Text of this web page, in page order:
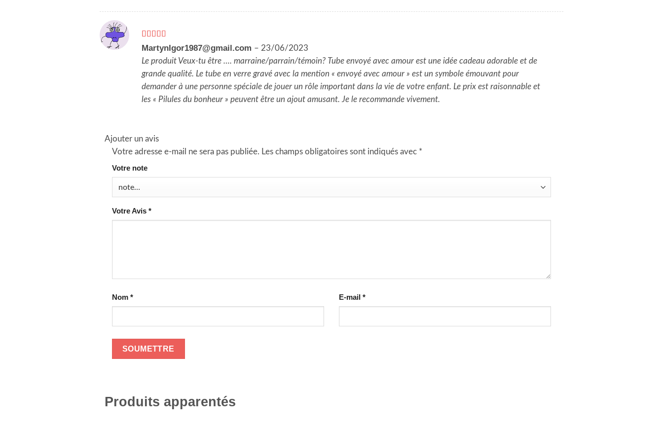
Note5sur 5
MartynIgor1987@gmail.com – 23/06/2023
Le produit Veux-tu être …. marraine/parrain/témoin? Tube envoyé avec amour est une idée cadeau adorable et de
grande qualité. Le tube en verre gravé avec la mention « envoyé avec amour » est un symbole émouvant pour
demander à une personne spéciale de jouer un rôle important dans la vie de votre enfant. Le prix est raisonnable et
les « Pilules du bonheur » peuvent être un ajout amusant. Je le recommande vivement.
Ajouter un avis
Votre adresse e-mail ne sera pas publiée. Les champs obligatoires sont indiqués avec *
Votre note
Votre Avis *
Nom * E-mail *
Produits apparentés